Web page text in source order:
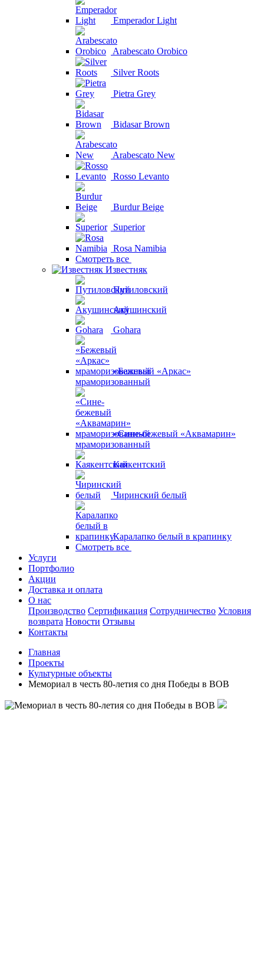
Emperador Light
Arabescato Orobico
Silver Roots
Pietra Grey
Bidasar Brown
Arabescato New
Rosso Levanto
Burdur Beige
Superior
Rosa Namibia
Смотреть все
Известняк
Путиловский
Акушинский
Gohara
«Бежевый «Аркас»
мраморизованный
«Сине-бежевый «Аквамарин»
мраморизованный
Каякентский
Чиринский белый
Каралапко белый в крапинку
Смотреть все
Услуги
Портфолио
Акции
Доставка и оплата
О нас
Производство Сертификация Сотрудничество Условия
возврата Новости Отзывы
Контакты
Главная
Проекты
Культурные объекты
Мемориал в честь 80-летия со дня Победы в ВОВ